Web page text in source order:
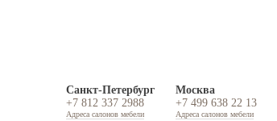
Санкт-Петербург
+7 812 337 2988
Адреса салонов мебели
Москва
+7 499 638 22 13
Адреса салонов мебели